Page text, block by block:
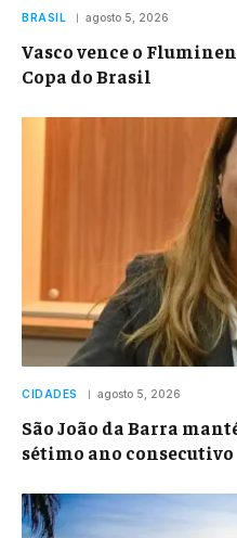
BRASIL agosto 5, 2026
Vasco vence o
Copa do Brasil
CIDADES agosto 5, 2026
São João da Barra
sétimo ano consecutivo